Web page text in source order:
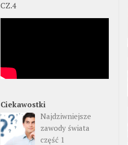
CZ.4
Ciekawostki
Najdziwniejsze
zawody świata
część 1